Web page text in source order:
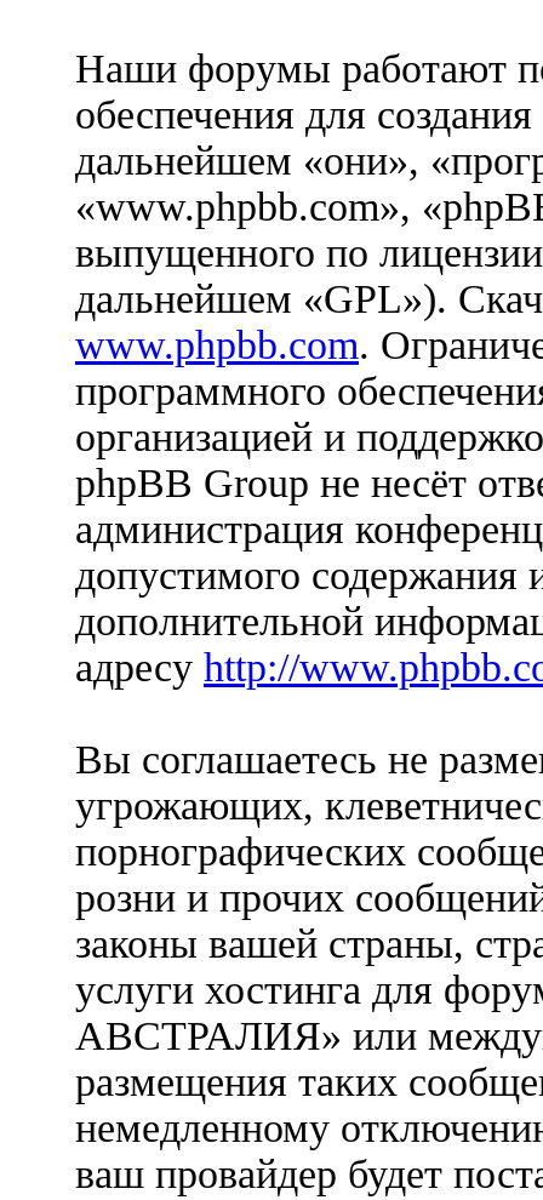
Наши форумы работают
обеспечения для
дальнейшем «они»,
«www.phpbb.com»,
выпущенного по
дальнейшем «GPL»).
www.phpbb.com.
программного
организацией и
phpBB Group не несёт
администрация
допустимого содержания
дополнительной
адресу http://
Вы соглашаетесь не
угрожающих,
порнографических
розни и прочих
законы вашей страны,
услуги хостинга для
АВСТРАЛИЯ» или
размещения таких
немедленному
ваш провайдер будет